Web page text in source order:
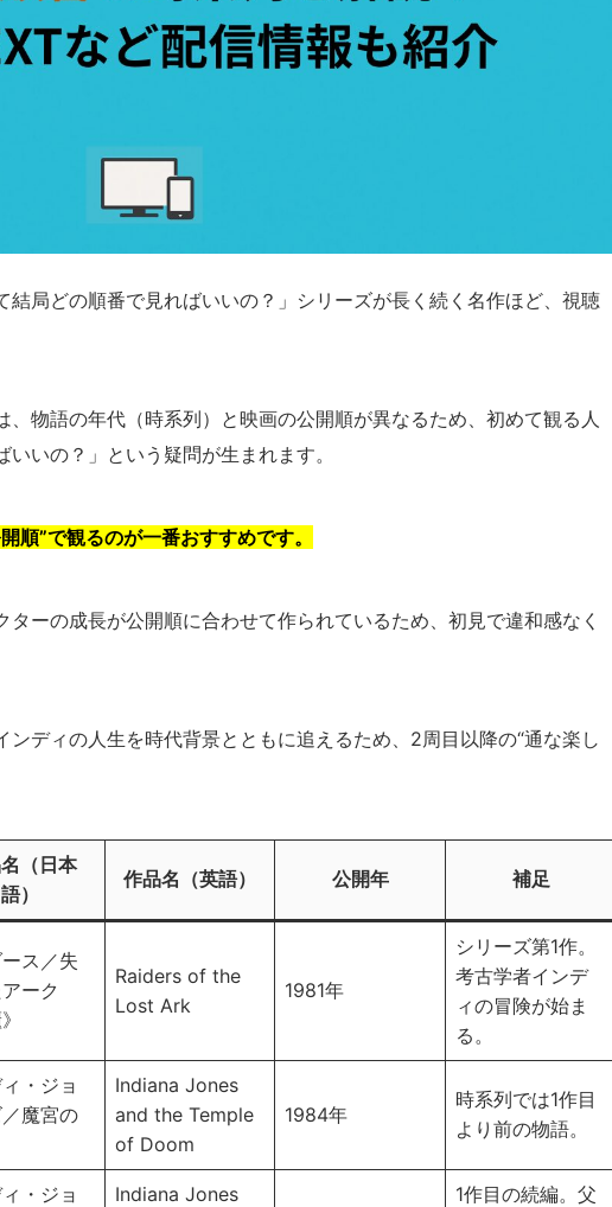
結局どの順番で見ればいいの？」シリーズが長く続く名作ほど、視聴
、物語の年代（時系列）と映画の公開順が異なるため、初めて観る人
いの？」という疑問が生まれます。
順”で観るのが一番おすすめです。
ターの成長が公開順に合わせて作られているため、初見で違和感なく
ンディの人生を時代背景とともに追えるため、2周目以降の“通な楽し
（日本
語）
作品名（英語） 公開年 補足
ス／失
ーク
Raiders of the
Lost Ark
1981年
シリーズ第1作。
考古学者インデ
ィの冒険が始ま
る。
・ジョ
魔宮の
Indiana Jones
and the Temple
of Doom
1984年
時系列では1作目
より前の物語。
・ジョ
Indiana Jones
1作目の続編。父